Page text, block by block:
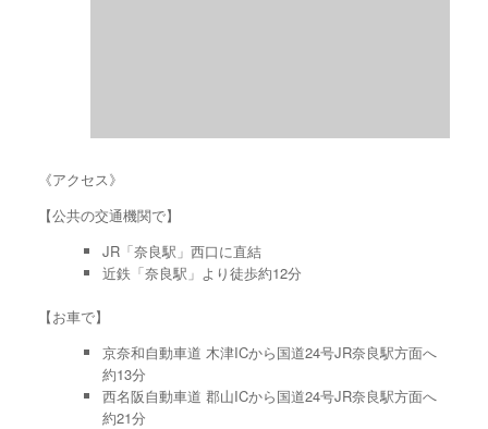
《アクセス》
【公共の交通機関で】
JR「奈良駅」西口に直結
近鉄「奈良駅」より徒歩約12分
【お車で】
京奈和自動車道 木津ICから国道24号JR奈良駅方面へ
約13分
西名阪自動車道 郡山ICから国道24号JR奈良駅方面へ
約21分